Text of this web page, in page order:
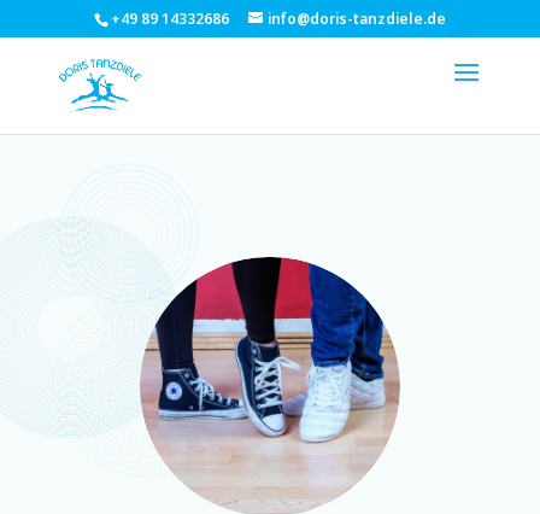
+49 89 14332686 info@doris-tanzdiele.de